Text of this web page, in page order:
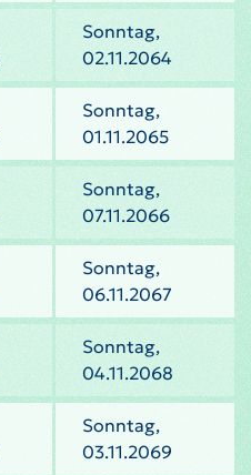
Sonntag,
02.11.2064
Sonntag,
01.11.2065
Sonntag,
07.11.2066
Sonntag,
06.11.2067
Sonntag,
04.11.2068
Sonntag,
03.11.2069